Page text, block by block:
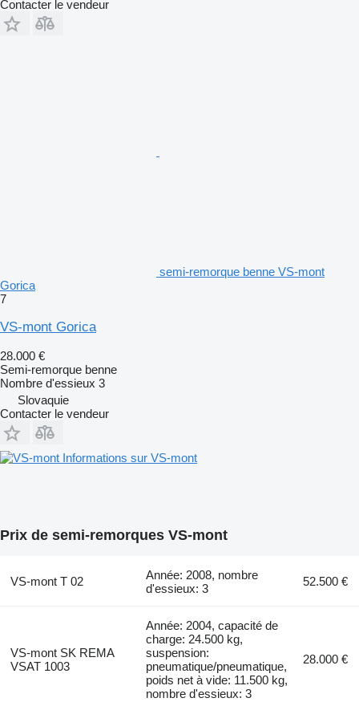
Contacter le vendeur
semi-remorque benne VS-mont
Gorica
7
VS-mont Gorica
28.000 €
Semi-remorque benne
Nombre d'essieux 3
Slovaquie
Contacter le vendeur
Informations sur VS-mont
Prix de semi-remorques VS-mont
VS-mont T 02
Année: 2008, nombre
d'essieux: 3
52.500 €
VS-mont SK REMA
VSAT 1003
Année: 2004, capacité de
charge: 24.500 kg,
suspension:
pneumatique/pneumatique,
poids net à vide: 11.500 kg,
nombre d'essieux: 3
28.000 €